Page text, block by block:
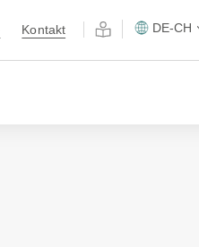
Kontakt DE-CH